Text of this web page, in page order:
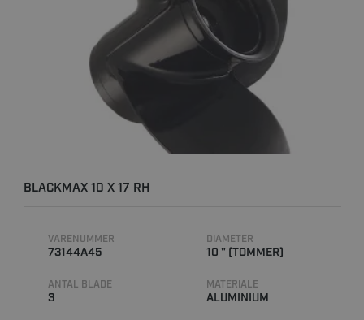
BLACKMAX 10 X 17 RH
VARENUMMER
73144A45
DIAMETER
10 " (TOMMER)
ANTAL BLADE
3
MATERIALE
ALUMINIUM